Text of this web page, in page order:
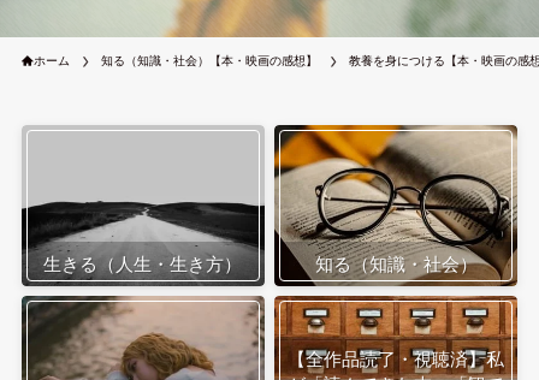
ホーム 知る（知識・社会）【本・映画の感想】 教養を身につける【本・映画の感
生きる（人生・生き方） 知る（知識・社会）
【全作品読了・視聴済】私